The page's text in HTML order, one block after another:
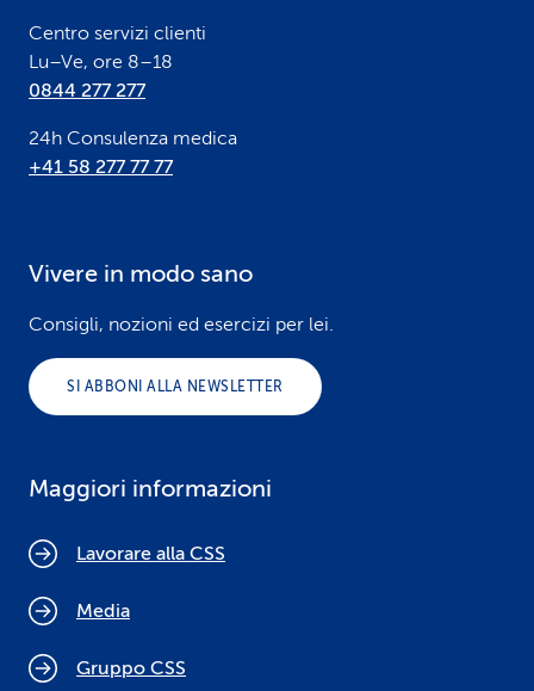
Centro servizi clienti
Lu–Ve, ore 8–18
0844 277 277
24h Consulenza medica
+41 58 277 77 77
Vivere in modo sano
Consigli, nozioni ed esercizi per lei.
SI ABBONI ALLA NEWSLETTER
Maggiori informazioni
Lavorare alla CSS
Media
Gruppo CSS